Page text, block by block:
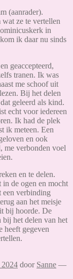
(aanrader).
ze te vertellen
in
ik daar nu sinds
geaccepteerd,
tranen. Ik was
me schoof uit
Bij het delen
geleerd als kind.
echt voor iedereen
Ik had de plek
ik meteen. Een
en ook
verbonden voel
en te delen.
de ogen en mocht
een verbinding
aan het meisje
bij hoorde. De
bij het delen van het
heeft gegeven
2024 door Sanne —